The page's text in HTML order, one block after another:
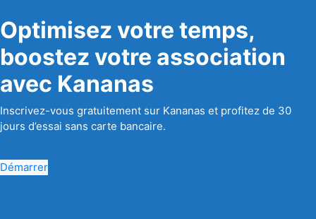
Optimisez votre temps,
boostez votre association
avec Kananas
Inscrivez-vous gratuitement sur Kananas et profitez de 30
jours d’essai sans carte bancaire.
Démarrer